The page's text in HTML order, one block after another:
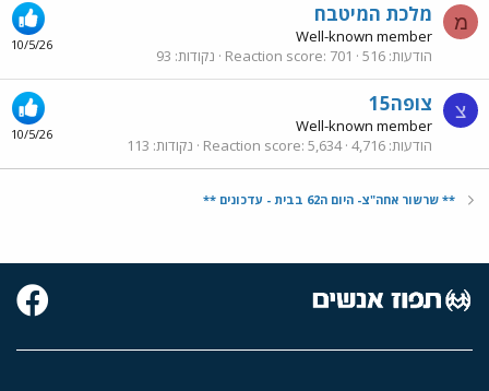
מ
10/5/26
מלכת המיטבח
Well-known member
הודעות 516
Reaction score 701 נקודות 93
צ
10/5/26
צופה15
Well-known member
הודעות 4,716
Reaction score 5,634 נקודות 113
** שרשור אחה"צ- היום ה62 בבית - עדכונים **